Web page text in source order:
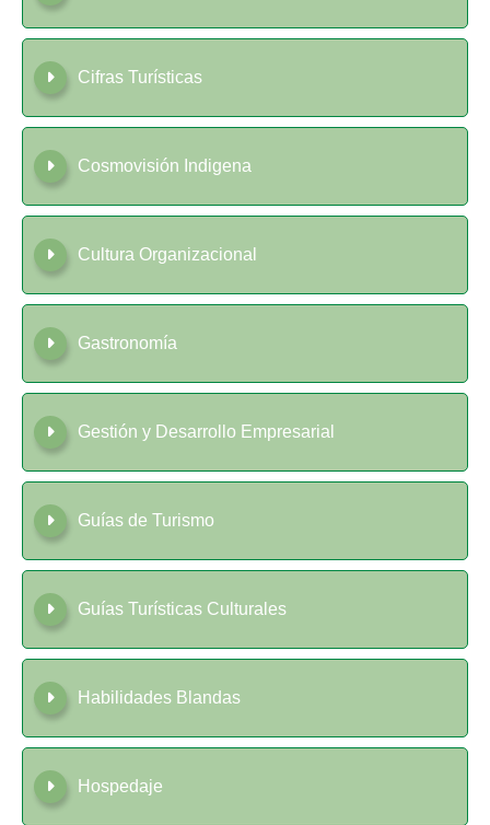
Cifras Turísticas
Cosmovisión Indigena
Cultura Organizacional
Gastronomía
Gestión y Desarrollo Empresarial
Guías de Turismo
Guías Turísticas Culturales
Habilidades Blandas
Hospedaje